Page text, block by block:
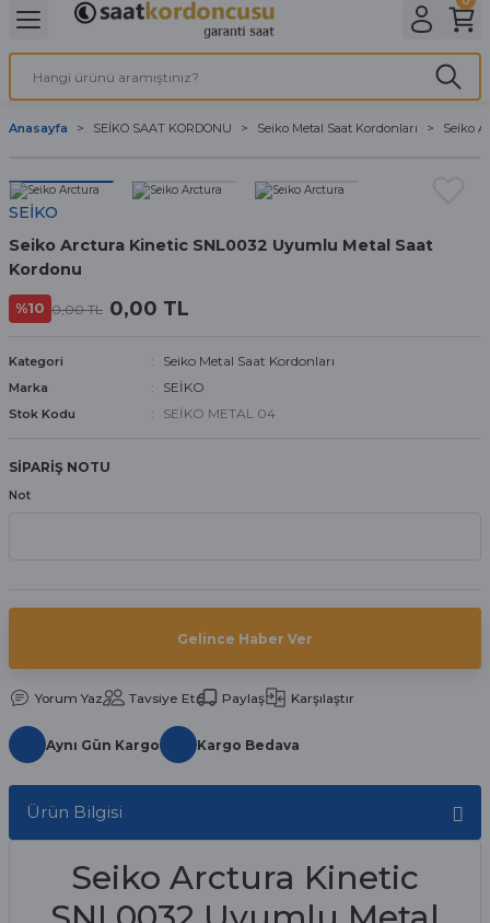
Geri Dön
& ELEKTİRİK AYDINLATMA & ELEKTRİK
BİLGİSAYAR
OFİS MALZEMELERİ
Geri Dön
ve Cihaz Pilleri
ÇEŞİTLERİ
ÇEŞİTLERİ
Geri Dön
Geri Dön
Kordon Çeşitleri
Kordonları
Kordonu
saat kordonu
Kordonları
Anasayfa SEİKO SAAT KORDONU Seiko Metal Saat Kordonları Seiko
SEİKO
Seiko Arctura Kinetic SNL0032 Uyumlu Metal Saat
Kordonu
%10 0,00 TL 0,00 TL
Kategori Seiko Metal Saat Kordonları
Marka SEİKO
Stok Kodu SEİKO METAL 04
SİPARİŞ NOTU
Not
Gelince Haber Ver
Yorum Yaz Tavsiye Et Paylaş Karşılaştır
Aynı Gün Kargo Kargo Bedava
Ürün Bilgisi
Seiko Arctura Kinetic